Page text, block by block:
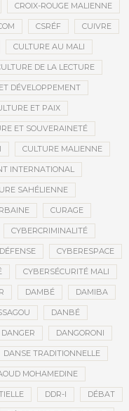
CROIX-ROUGE MALIENNE
CSRÉF CUIVRE
CULTURE AU MALI
DE LA LECTURE
DÉVELOPPEMENT
ET PAIX
ET SOUVERAINETÉ
CULTURE MALIENNE
INTERNATIONAL
SAHÉLIENNE
CURAGE
CYBERCRIMINALITÉ
CYBERESPACE
CYBERSÉCURITÉ MALI
DAMBÉ DAMIBA
DANBÉ
DANGER DANGORONI
DANSE TRADITIONNELLE
MOHAMEDINE
DDR-I DÉBAT